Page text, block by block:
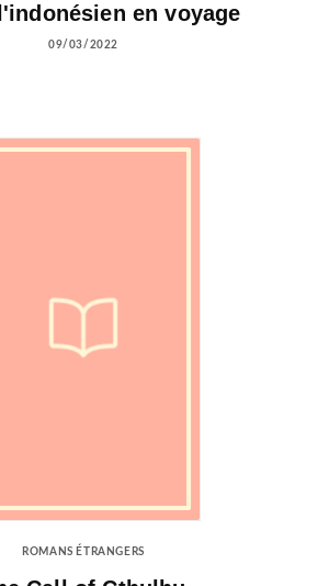
en voyage
09/03/2022
ROMANS ÉTRANGERS